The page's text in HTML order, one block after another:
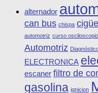
alternador
can bus chispa
automotriz curso
Automotriz
ELECTRONICA
escaner filtro de
gasolina ignicion